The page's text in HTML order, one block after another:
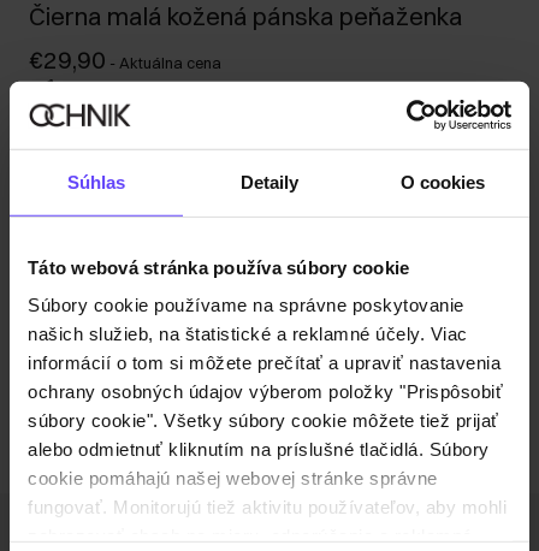
Súhlas Detaily O cookies
Táto webová stránka používa súbory cookie
Súbory cookie používame na správne poskytovanie
našich služieb, na štatistické a reklamné účely. Viac
informácií o tom si môžete prečítať a upraviť nastavenia
ochrany osobných údajov výberom položky "Prispôsobiť
súbory cookie". Všetky súbory cookie môžete tiež prijať
alebo odmietnuť kliknutím na príslušné tlačidlá. Súbory
cookie pomáhajú našej webovej stránke správne
fungovať. Monitorujú tiež aktivitu používateľov, aby mohli
Čierna malá kožená pánska peňaženka
€29,90 - Aktuálna cena
Popis produktu
Detaily
Zloženie a rozmery
Recenzie